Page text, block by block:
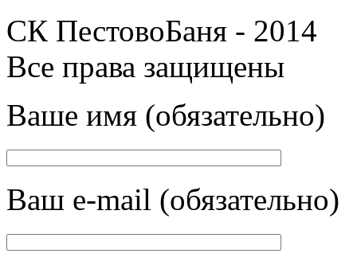
СК ПестовоБаня - 2014
Все права защищены
Ваше имя (обязательно)
Ваш e-mail (обязательно)